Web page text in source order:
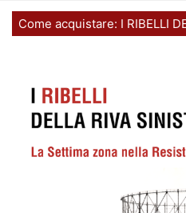
Come acquistare: I RIBELLI